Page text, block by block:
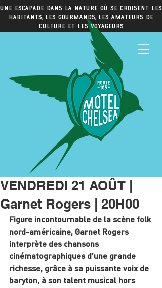
Une escapade dans la nature où se croisent les
habitants, les gourmands, les amateurs de
culture et les voyageurs
VENDREDI 21 AOÛT |
Garnet Rogers | 20H00
Figure incontournable de la scène folk
nord-américaine, Garnet Rogers
interprète des chansons
cinématographiques d’une grande
richesse, grâce à sa puissante voix de
baryton, à son talent musical hors